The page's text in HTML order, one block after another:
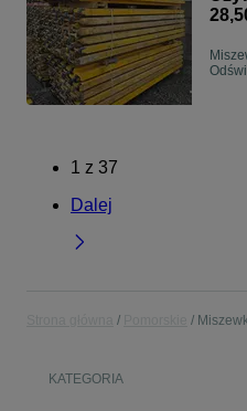
1 z 37
Dalej
KATEGORIA